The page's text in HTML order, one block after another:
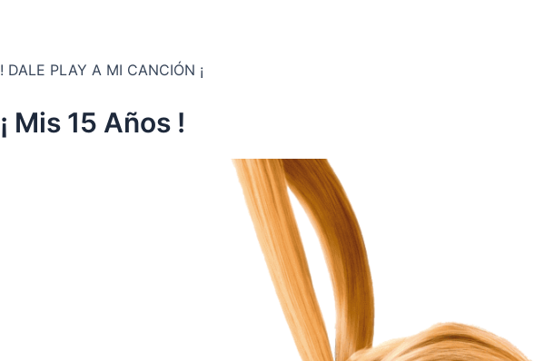
! DALE PLAY A MI CANCIÓN ¡
¡ Mis 15 Años !